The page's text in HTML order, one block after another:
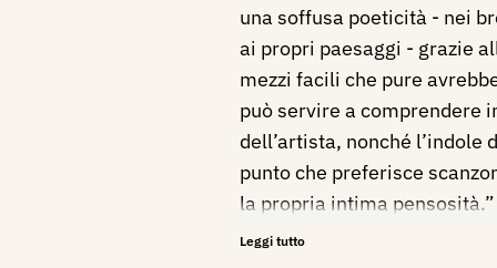
una soffusa poeticità - nei
ai propri paesaggi - grazie
mezzi facili che pure
può servire a comprendere
dell’artista, nonché l’indole
punto che preferisce
la propria intima pensosità.”
Nel settembre 1948, con il
Leggi tutto